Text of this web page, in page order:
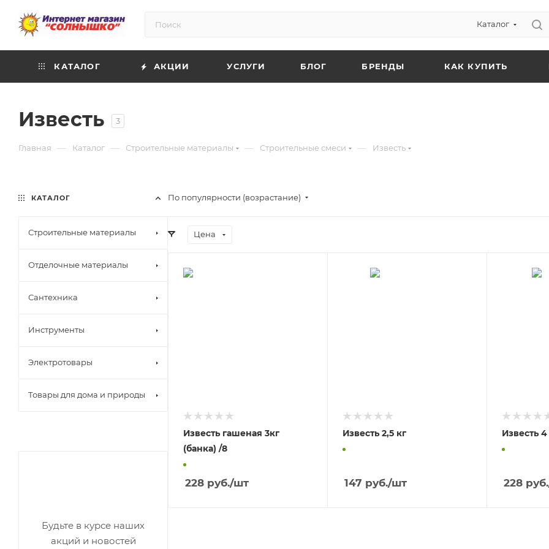
Каталог
КАТАЛОГ АКЦИИ УСЛУГИ БЛОГ БРЕНДЫ КАК КУПИТЬ
Известь 3
Главная — Каталог — Строительные материалы — Строительные смеси — Известь
По популярности (возрастание)
Цена
Известь гашеная 3кг
(банка) /8
228 руб./шт
Известь 2,5 кг
147 руб./шт
Известь 4
228руб.
КАТАЛОГ
Строительные материалы
Отделочные материалы
Сантехника
Инструменты
Электротовары
Товары для дома и природы
Будьте в курсе наших
акций и новостей